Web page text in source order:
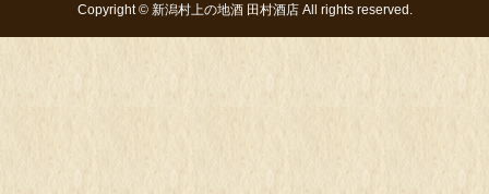
Copyright © 新潟村上の地酒 田村酒店All rights reserved.